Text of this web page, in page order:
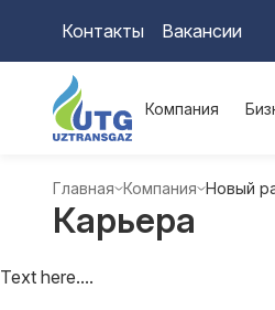
Контакты Вакансии
Компания
Главная Компания Новый
Карьера
Text here....